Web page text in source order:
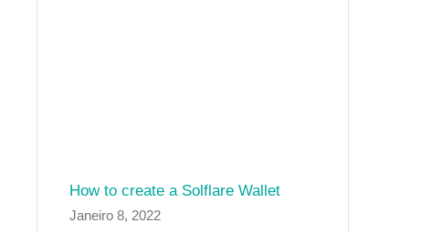
How to create a Solflare Wallet
Janeiro 8, 2022